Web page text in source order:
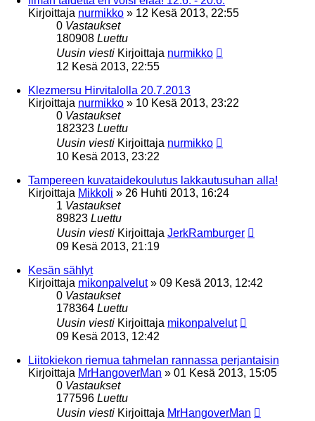
Kirjoittaja nurmikko » 12 Kesä 2013, 22:55
0 Vastaukset
180908 Luettu
Uusin viesti Kirjoittaja nurmikko
12 Kesä 2013, 22:55
Klezmersu Hirvitalolla 20.7.2013
Kirjoittaja nurmikko » 10 Kesä 2013, 23:22
0 Vastaukset
182323 Luettu
Uusin viesti Kirjoittaja nurmikko
10 Kesä 2013, 23:22
Tampereen kuvataidekoulutus lakkautusuhan alla!
Kirjoittaja Mikkoli » 26 Huhti 2013, 16:24
1 Vastaukset
89823 Luettu
Uusin viesti Kirjoittaja JerkRamburger
09 Kesä 2013, 21:19
Kesän sählyt
Kirjoittaja mikonpalvelut» 09 Kesä 2013, 12:42
0 Vastaukset
178364 Luettu
Uusin viesti Kirjoittaja mikonpalvelut
09 Kesä 2013, 12:42
Liitokiekon riemua tahmelan rannassa perjantaisin
Kirjoittaja MrHangoverMan » 01 Kesä 2013, 15:05
0 Vastaukset
177596 Luettu
Uusin viesti Kirjoittaja MrHangoverMan